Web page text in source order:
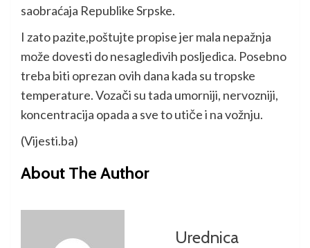
saobraćaja Republike Srpske.
I zato pazite,poštujte propise jer mala nepažnja
može dovesti do nesagledivih posljedica. Posebno
treba biti oprezan ovih dana kada su tropske
temperature. Vozači su tada umorniji, nervozniji,
koncentracija opada a sve to utiče i na vožnju.
(Vijesti.ba)
About The Author
Urednica